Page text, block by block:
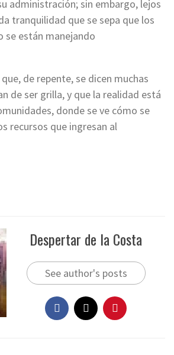
administración; sin embargo, lejos
tranquilidad que se sepa que los
se están manejando
de repente, se dicen muchas
de ser grilla, y que la realidad está
donde se ve cómo se
recursos que ingresan al
Despertar de la Costa
See author's posts